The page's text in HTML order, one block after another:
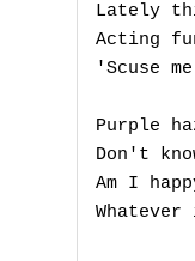
Lately
Acting
'Scuse
Purple
Don't
Am I